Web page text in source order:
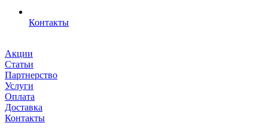
Контакты
Акции
Статьи
Партнерство
Услуги
Оплата
Доставка
Контакты